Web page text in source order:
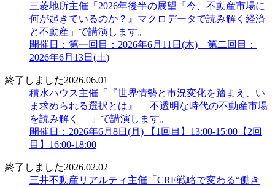
三菱地所主催「2026年後半の展望『今、不動産市場に
何が起きているのか？』マクロデータで読み解く経済
と不動産」で講演します。
開催日：第一回目：2026年6月11日(木) 第二回目：
2026年6月13日(土)
終了しました2026.06.01
積水ハウス主催「『世界情勢と市況変化を踏まえ、い
ま求められる選択とは』― 不透明な時代の不動産市場
を読み解く ―」で講演します。
開催日：2026年6月8日(月) 【1回目】13:00-15:00【2回
目】16:00-18:00
終了しました2026.02.02
三井不動産リアルティ主催「CRE戦略で変わる“働き